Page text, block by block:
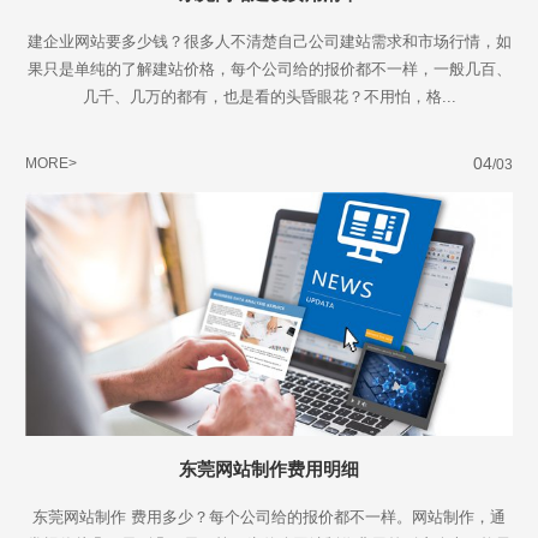
建企业网站要多少钱？很多人不清楚自己公司建站需求和市场行情，如
果只是单纯的了解建站价格，每个公司给的报价都不一样，一般几百、
几千、几万的都有，也是看的头昏眼花？不用怕，格...
MORE> 04/03
东莞网站制作费用明细
东莞网站制作 费用多少？每个公司给的报价都不一样。网站制作，通
Are you ready?
不怕就请留下您的需求及联系方式，我们会第一时间送上问候的。